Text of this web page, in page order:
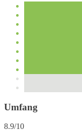
Umfang
8.9/10